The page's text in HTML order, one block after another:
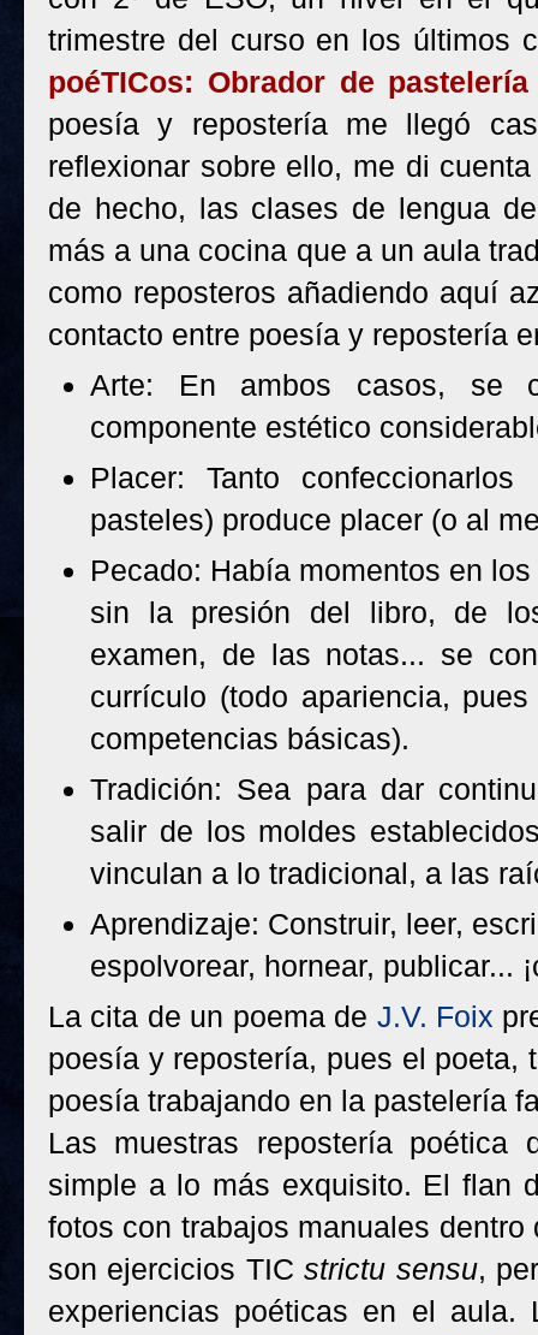
trimestre del curso en los últimos
poéTICos: Obrador de
poesía y repostería me llegó
reflexionar sobre ello, me di
de hecho, las clases de lengua
más a una cocina que a un aula
como reposteros añadiendo aquí
contacto entre poesía y repostería
Arte: En ambos casos, se
componente estético
Placer: Tanto
pasteles) produce placer (o al
Pecado: Había momentos en
sin la presión del libro, de
examen, de las notas... se
currículo (todo apariencia,
competencias básicas).
Tradición: Sea para dar
salir de los moldes
vinculan a lo tradicional, a las
Aprendizaje: Construir, leer,
espolvorear, hornear, publicar...
La cita de un poema de J.V. Foix
poesía y repostería, pues el poeta,
poesía trabajando en la pastelería
Las muestras repostería
simple a lo más exquisito. El flan
fotos con trabajos manuales dentro
son ejercicios TICstrictu sensu,
experiencias poéticas en el aula.